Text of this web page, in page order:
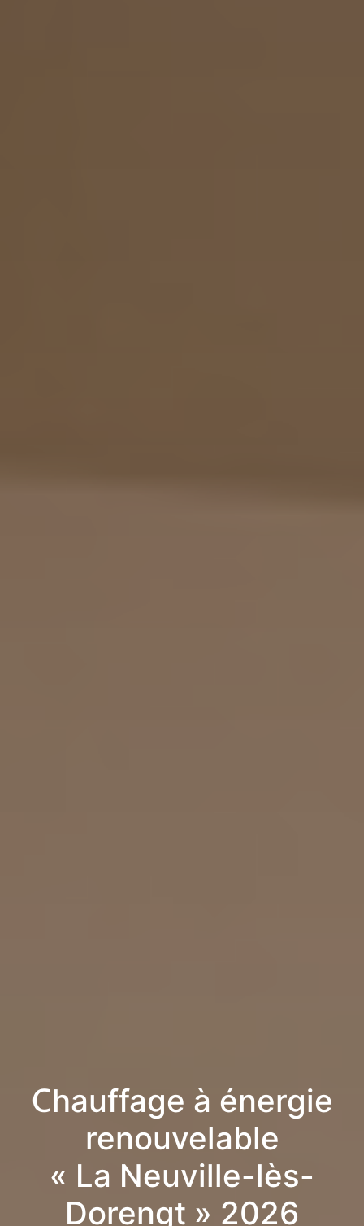
Chauffage à énergie
renouvelable
« La Neuville-lès-
Dorengt » 2026